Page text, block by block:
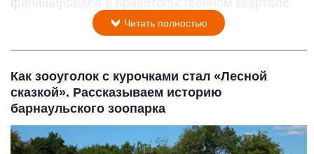
Читать полностью
Как зооуголок с курочками стал «Лесной
сказкой». Рассказываем историю
барнаульского зоопарка